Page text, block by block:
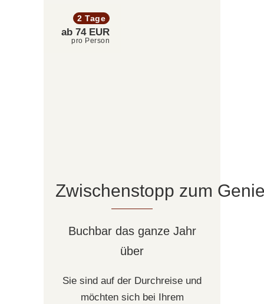
2 Tage
ab 74 EUR
pro Person
Zwischenstopp zum
Buchbar das ganze Jahr
über
Sie sind auf der Durchreise und
möchten sich bei Ihrem